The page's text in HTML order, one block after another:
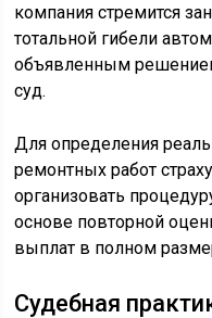
компания стремится
тотальной гибели
объявленным
суд.
Для определения
ремонтных работ
организовать
основе повторной
выплат в полном
Судебная